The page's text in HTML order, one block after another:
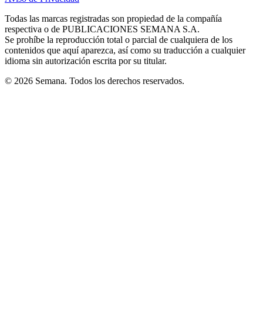
newnewnew
window
new
windowwindow
new
window
Todas las marcas registradas son propiedad de la compañía
respectiva o de PUBLICACIONES SEMANA S.A.
Se prohíbe la reproducción total o parcial de cualquiera de los
contenidos que aquí aparezca, así como su traducción a cualquier
idioma sin autorización escrita por su titular.
© 2026 Semana. Todos los derechos reservados.